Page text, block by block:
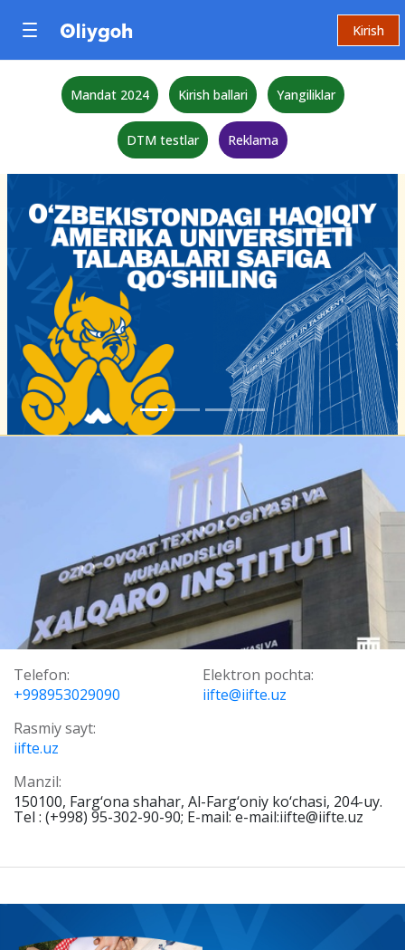
Kirish
Mandat 2024 Kirish ballari Yangiliklar
DTM testlar Reklama
Telefon:
+998953029090
Elektron pochta:
iifte@iifte.uz
Rasmiy sayt:
iifte.uz
Manzil:
150100, Farg‘ona shahar, Al-Farg‘oniy ko‘chasi, 204-uy.
Tel : (+998) 95-302-90-90; E-mail: e-mail:iifte@iifte.uz